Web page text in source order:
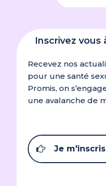
Inscrivez
Recevez nos
pour une santé
Promis, on
une avalanche de
Je